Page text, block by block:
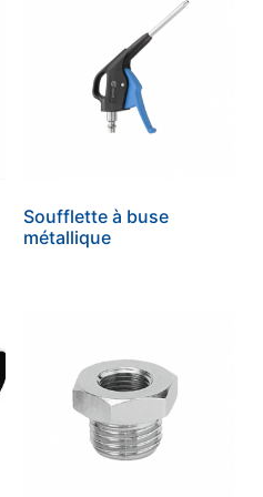
Soufflette à buse
métallique